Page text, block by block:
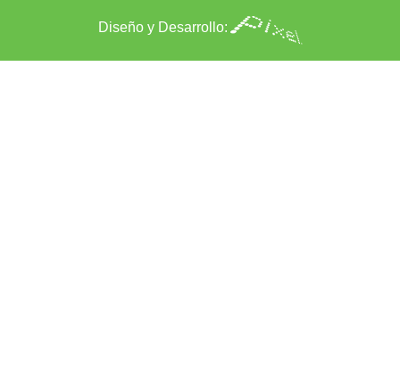
Diseño y Desarrollo: